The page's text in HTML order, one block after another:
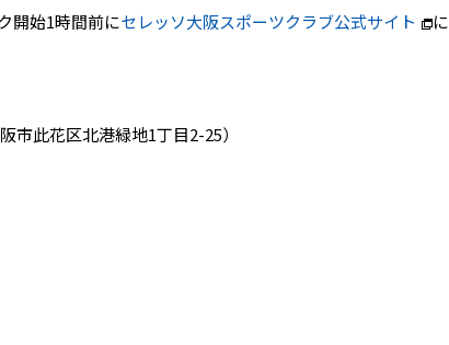
開始1時間前にセレッソ大阪スポーツクラブ公式サイト
に
此花区北港緑地1丁目2-25）